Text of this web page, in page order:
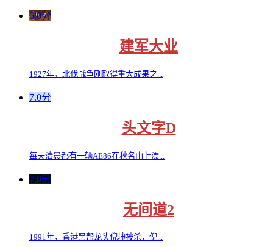
6.0分
建军大业
1927年，北伐战争刚取得重大成果之...
7.0分
头文字D
每天清晨都有一辆AE86在秋名山上漂...
7.0分
无间道2
1991年，香港黑帮龙头倪坤被杀，倪...